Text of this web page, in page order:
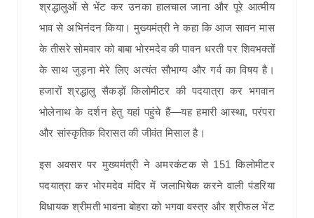
श्रद्धालुओं से भेंट कर उनका हालचाल जाना और पूरे आत्मीय
भाव से अभिनंदन किया। मुख्यमंत्री ने कहा कि आज सावन मास
के तीसरे सोमवार को बाबा भोरमदेव की पावन धरती पर शिवभक्तों
के साथ जुड़ना मेरे लिए अत्यंत सौभाग्य और गर्व का विषय है।
हजारों श्रद्धालु सैकड़ों किलोमीटर की पदयात्रा कर भगवान
भोलेनाथ के दर्शन हेतु यहां पहुंचे हैं—यह हमारी आस्था, परंपरा
और सांस्कृतिक विरासत की जीवंत मिसाल है।
इस अवसर पर मुख्यमंत्री ने अमरकंटक से 151 किलोमीटर
पदयात्रा कर भोरमदेव मंदिर में जलाभिषेक करने वाली पंडरिया
विधायक श्रीमती भावना बोहरा को भगवा वस्त्र और श्रीफल भेंट